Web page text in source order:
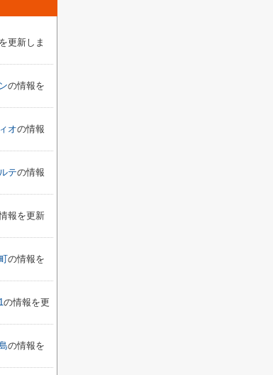
更新しま
の情報を
オの情報
テの情報
報を更新
の情報を
の情報を更
の情報を